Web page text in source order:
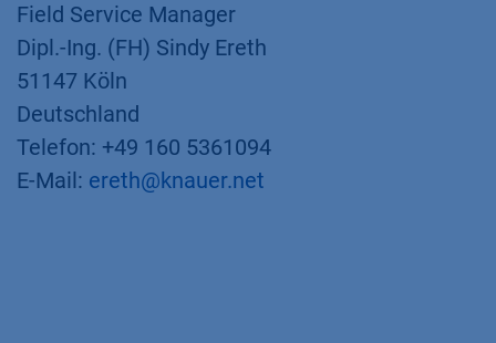
Field Service Manager
Dipl.-Ing. (FH) Sindy Ereth
51147 Köln
Deutschland
Telefon: +49 160 5361094
E-Mail: ereth@knauer.net